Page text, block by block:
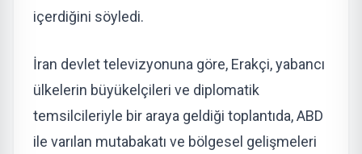
içerdiğini söyledi.
İran devlet televizyonuna göre, Erakçi, yabancı
ülkelerin büyükelçileri ve diplomatik
temsilcileriyle bir araya geldiği toplantıda, ABD
ile varılan mutabakatı ve bölgesel gelişmeleri